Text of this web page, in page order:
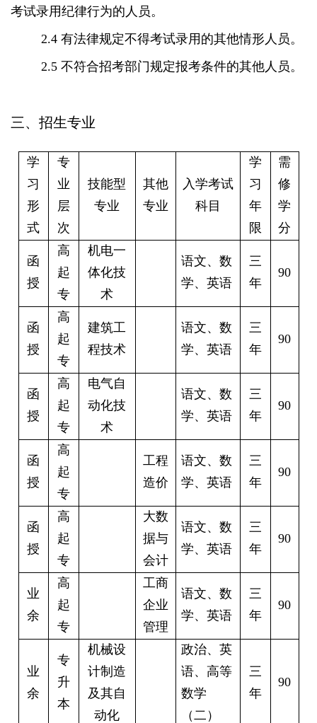
考试录用纪律行为的人员。
2.4 有法律规定不得考试录用的其他情形人员。
2.5 不符合招考部门规定报考条件的其他人员。
三、招生专业
学
习
形
式
专
业
层
次
技能型
专业
其他
专业
入学考试
科目
学
习
年
限
需
修
学
分
函
授
高
起
专
机电一
体化技
术
语文、数
学、英语
三
年
90
函
授
高
起
专
建筑工
程技术
语文、数
学、英语
三
年
90
函
授
高
起
专
电气自
动化技
术
语文、数
学、英语
三
年
90
函
授
高
起
专
工程
造价
语文、数
学、英语
三
年
90
函
授
高
起
专
大数
据与
会计
语文、数
学、英语
三
年
90
业
余
高
起
专
工商
企业
管理
语文、数
学、英语
三
年
90
业
余
专
升
本
机械设
计制造
及其自
动化
政治、英
语、高等
数学
（二）
三
年
90